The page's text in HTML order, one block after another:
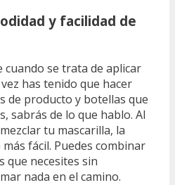
y facilidad de
cuando se trata de aplicar
has tenido que hacer
de producto y botellas que
sabrás de lo que hablo. Al
tu mascarilla, la
fácil. Puedes combinar
que necesites sin
nada en el camino.